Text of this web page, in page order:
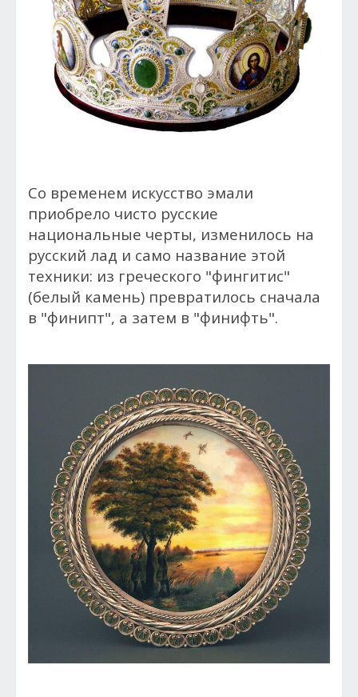
Со временем искусство эмали
приобрело чисто русские
национальные черты, изменилось на
русский лад и само название этой
техники: из греческого "фингитис"
(белый камень) превратилось сначала
в "финипт", а затем в "финифть".